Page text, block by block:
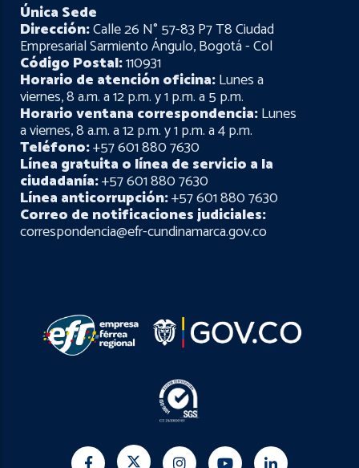
Única Sede
Dirección:Calle 26 N° 57-83 P7 T8 Ciudad
Empresarial Sarmiento Ángulo, Bogotá - Col
Código Postal:110931
Horario de atención oficina:Lunes a
viernes, 8 a.m. a 12 p.m. y 1 p.m. a 5 p.m.
Horario ventana correspondencia:Lunes
a viernes, 8 a.m. a 12 p.m. y 1 p.m. a 4 p.m.
Teléfono:+57 601 880 7630
Línea gratuita o línea de servicio a la
ciudadanía:+57 601 880 7630
Línea anticorrupción:+57 601 880 7630
Correo de notificaciones judiciales:
correspondencia@efr-cundinamarca.gov.co